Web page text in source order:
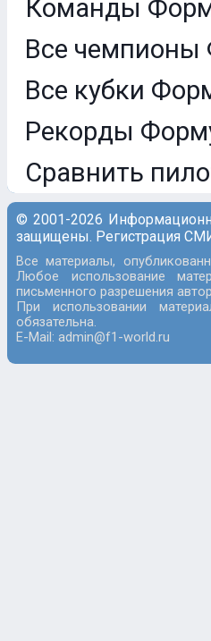
Команды
Все чемпионы
Все кубки
Рекорды
Сравнить
© 2001-2026
защищены. Регистрация
Все материалы,
Любое использование
письменного разрешения
При использовании
обязательна.
E-Mail: admin@f1-world.ru